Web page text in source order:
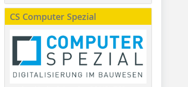
CS Computer Spezial